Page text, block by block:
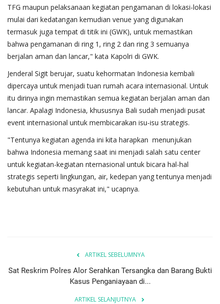
TFG maupun pelaksanaan kegiatan pengamanan di lokasi-lokasi
mulai dari kedatangan kemudian venue yang digunakan
termasuk juga tempat di titik ini (GWK), untuk memastikan
bahwa pengamanan di ring 1, ring 2 dan ring 3 semuanya
berjalan aman dan lancar," kata Kapolri di GWK.
Jenderal Sigit berujar, suatu kehormatan Indonesia kembali
dipercaya untuk menjadi tuan rumah acara internasional. Untuk
itu dirinya ingin memastikan semua kegiatan berjalan aman dan
lancar. Apalagi Indonesia, khususnya Bali sudah menjadi pusat
event internasional untuk membicarakan isu-isu strategis.
"Tentunya kegiatan agenda ini kita harapkan menunjukan
bahwa Indonesia memang saat ini menjadi salah satu center
untuk kegiatan-kegiatan nternasional untuk bicara hal-hal
strategis seperti lingkungan, air, kedepan yang tentunya menjadi
kebutuhan untuk masyrakat ini," ucapnya.
ARTIKEL SEBELUMNYA
Sat Reskrim Polres Alor Serahkan Tersangka dan Barang Bukti
Kasus Penganiayaan di...
ARTIKEL SELANJUTNYA